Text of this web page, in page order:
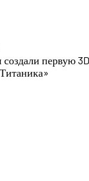
создали первую